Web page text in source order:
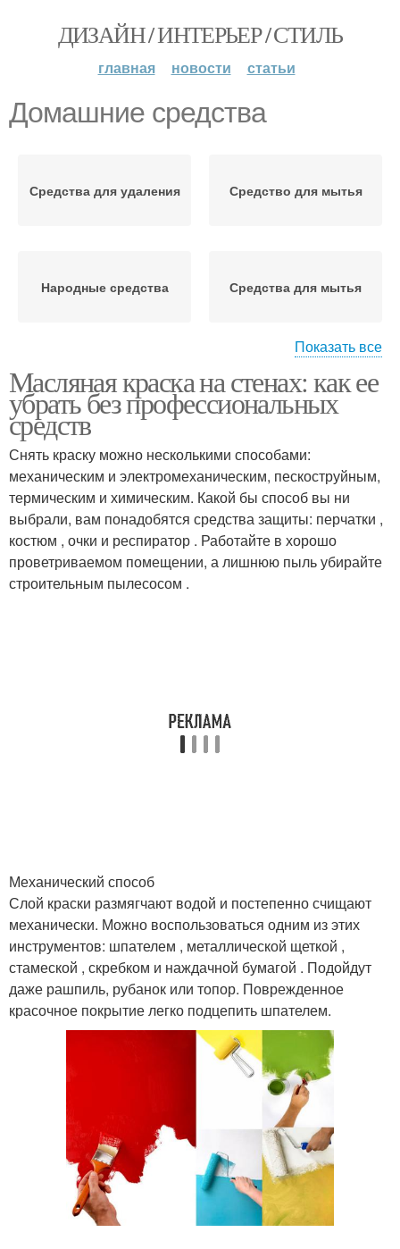
ДИЗАЙН / ИНТЕРЬЕР / СТИЛЬ
главная новости статьи
Домашние средства
Средства для удаления Средство для мытья
Народные средства Средства для мытья
Магазинные средства Средства для ухода
Моющие средства Моющий средство
Средство для блеска
Показать все
Масляная краска на стенах: как ее
убрать без профессиональных
средств
Снять краску можно несколькими способами:
механическим и электромеханическим, пескоструйным,
термическим и химическим. Какой бы способ вы ни
выбрали, вам понадобятся средства защиты: перчатки ,
костюм , очки и респиратор . Работайте в хорошо
проветриваемом помещении, а лишнюю пыль убирайте
строительным пылесосом .
Механический способ
Слой краски размягчают водой и постепенно счищают
механически. Можно воспользоваться одним из этих
инструментов: шпателем , металлической щеткой ,
стамеской , скребком и наждачной бумагой . Подойдут
даже рашпиль, рубанок или топор. Поврежденное
красочное покрытие легко подцепить шпателем.